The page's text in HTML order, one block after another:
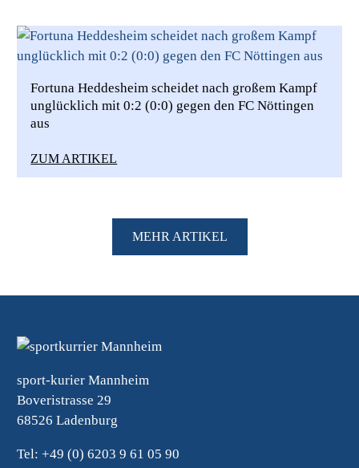
Fortuna Heddesheim scheidet nach großem Kampf
unglücklich mit 0:2 (0:0) gegen den FC Nöttingen
aus
ZUM ARTIKEL
MEHR ARTIKEL
sport-kurier Mannheim
Boveristrasse 29
68526 Ladenburg
Tel: +49 (0) 6203 9 61 05 90